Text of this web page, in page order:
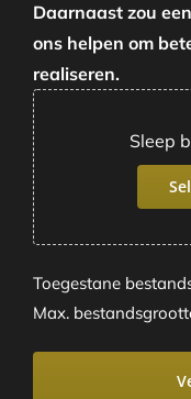
Daarnaast zou
ons helpen om
realiseren.
Sleep
Toegestane
Max.